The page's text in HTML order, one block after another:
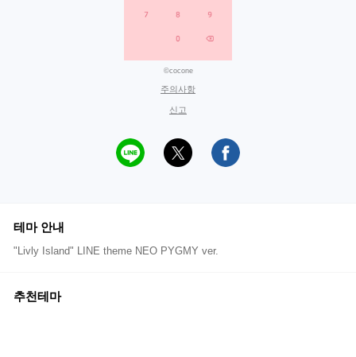
©cocone
주의사항
신고
테마 안내
"Livly Island" LINE theme NEO PYGMY ver.
추천테마